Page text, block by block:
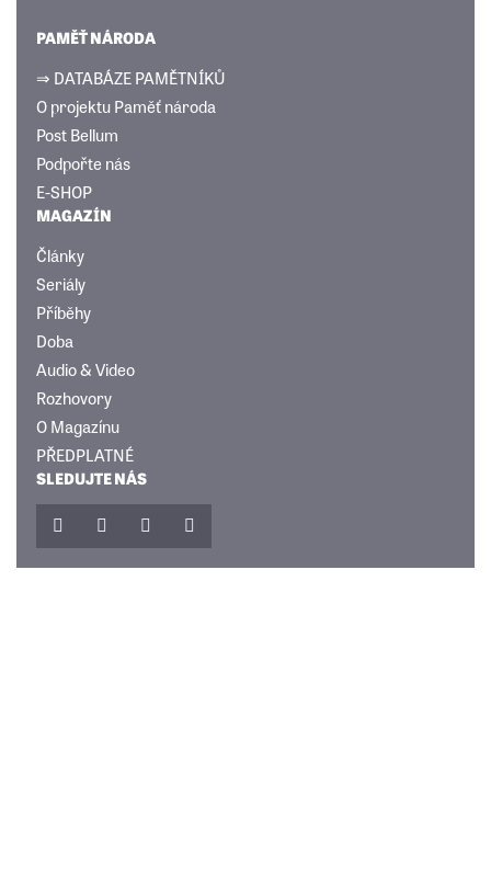
PAMĚŤ NÁRODA
⇒ DATABÁZE PAMĚTNÍKŮ
O projektu Paměť národa
Post Bellum
Podpořte nás
E-SHOP
MAGAZÍN
Články
Seriály
Příběhy
Doba
Audio & Video
Rozhovory
O Magazínu
PŘEDPLATNÉ
SLEDUJTE NÁS